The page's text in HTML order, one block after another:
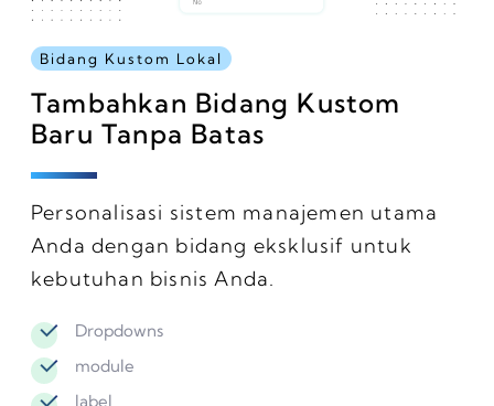
Bidang Kustom Lokal
Tambahkan Bidang Kustom
Baru Tanpa Batas
Personalisasi sistem manajemen utama
Anda dengan bidang eksklusif untuk
kebutuhan bisnis Anda.
Dropdowns
module
label